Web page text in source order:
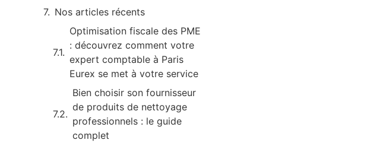
Nos articles récents
Optimisation fiscale des PME
: découvrez comment votre
expert comptable à Paris
Eurex se met à votre service
Bien choisir son fournisseur
de produits de nettoyage
professionnels : le guide
complet